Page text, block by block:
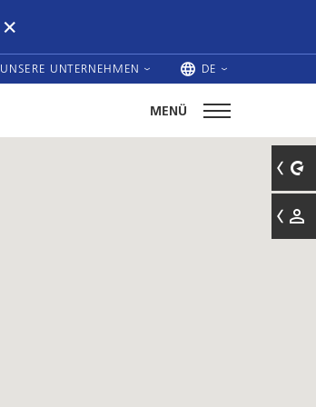
UNSERE UNTERNEHMEN DE
MENÜ